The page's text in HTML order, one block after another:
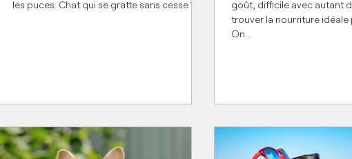
les puces. Chat qui se gratte sans cesse ?...
goût, difficile avec autant
trouver la nourriture idéale
On...